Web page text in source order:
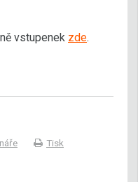
vstupenek zde.
Tisk